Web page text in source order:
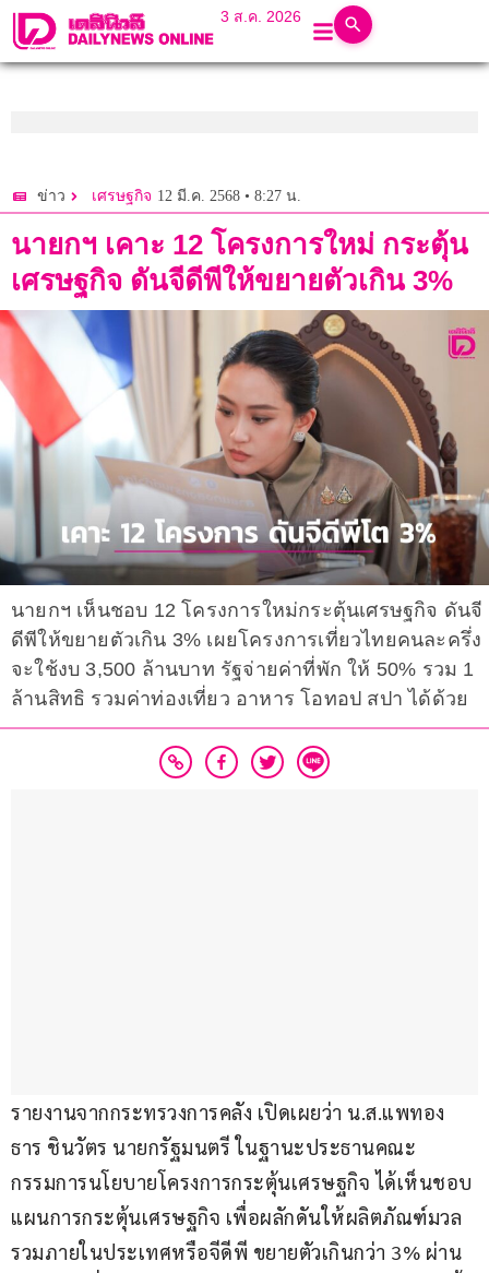
3 ส.ค. 2026
ข่าว เศรษฐกิจ 12 มี.ค. 2568 • 8:27 น.
นายกฯ เคาะ 12 โครงการใหม่ กระตุ้น
เศรษฐกิจ ดันจีดีพีให้ขยายตัวเกิน 3%
นายกฯ เห็นชอบ 12 โครงการใหม่กระตุ้นเศรษฐกิจ ดันจี
ดีพีให้ขยายตัวเกิน 3% เผยโครงการเที่ยวไทยคนละครึ่ง
จะใช้งบ 3,500 ล้านบาท รัฐจ่ายค่าที่พัก ให้ 50% รวม 1
ล้านสิทธิ รวมค่าท่องเที่ยว อาหาร โอทอป สปา ได้ด้วย
รายงานจากกระทรวงการคลัง เปิดเผยว่า น.ส.แพทอง
ธาร ชินวัตร นายกรัฐมนตรี ในฐานะประธานคณะ
กรรมการนโยบายโครงการกระตุ้นเศรษฐกิจ ได้เห็นชอบ
แผนการกระตุ้นเศรษฐกิจ เพื่อผลักดันให้ผลิตภัณฑ์มวล
รวมภายในประเทศหรือจีดีพี ขยายตัวเกินกว่า 3% ผ่าน